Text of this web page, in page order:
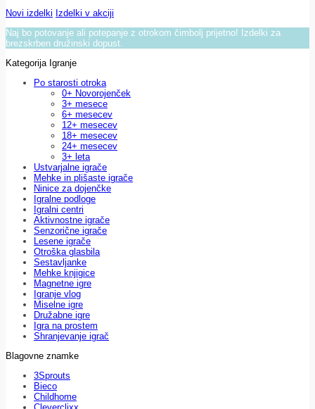
Novi izdelki Izdelki v akciji
Naj bo potovanje ali potepanje z otrokom čimbolj prijetno! Izdelki za
brezskrben družinski dopust.
Kategorija Igranje
Po starosti otroka
0+ Novorojenček
3+ mesece
6+ mesecev
12+ mesecev
18+ mesecev
24+ mesecev
3+ leta
Ustvarjalne igrače
Mehke in plišaste igrače
Ninice za dojenčke
Igralne podloge
Igralni centri
Aktivnostne igrače
Senzorične igrače
Lesene igrače
Otroška glasbila
Sestavljanke
Mehke knjigice
Magnetne igre
Igranje vlog
Miselne igre
Družabne igre
Igra na prostem
Shranjevanje igrač
Blagovne znamke
3Sprouts
Bieco
Childhome